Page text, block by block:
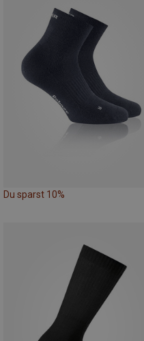
Du sparst 10%